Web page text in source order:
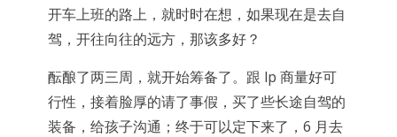
开车上班的路上，就时时在想，如果现在是去自
驾，开往向往的远方，那该多好？
酝酿了两三周，就开始筹备了。跟 lp 商量好可
行性，接着脸厚的请了事假，买了些长途自驾的
装备，给孩子沟通；终于可以定下来了，6 月去